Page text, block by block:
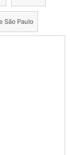
São Paulo